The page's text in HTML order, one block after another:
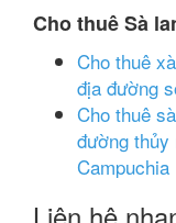
Cho thuê Sà
Cho thuê
địa đường
Cho thuê
đường thủy
Campuchia